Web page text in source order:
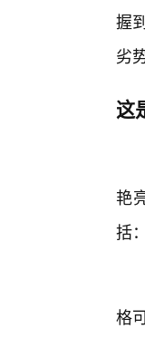
握
劣
这
艳
括：
格